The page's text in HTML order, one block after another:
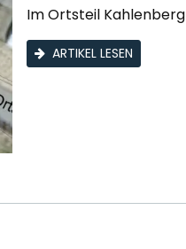
Im Ortsteil Kahlenberg
ARTIKEL LESEN